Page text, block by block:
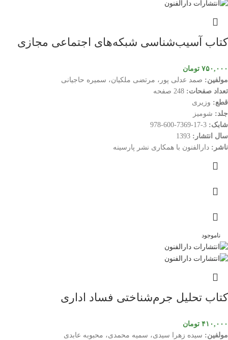
کتاب آسیب‌شناسی شبکه‌های اجتماعی مجازی
۷۵۰,۰۰۰ تومان
مولفین: صمد عدلی پور، مرتضی ملکیان، سمیره حاجیانی
تعداد صفحات:
قطع: وزیری
جلد: شومیز
شابک:
سال انتشار:
ناشر: دارالفنون با همکاری نشر پارسینه
ناموجود
کتاب تحلیل جرم‌شناختی فساد اداری
۴۱۰,۰۰۰ تومان
مولفین: سیده زهرا سیدی، سمیه محمدی، محبوبه عابدی